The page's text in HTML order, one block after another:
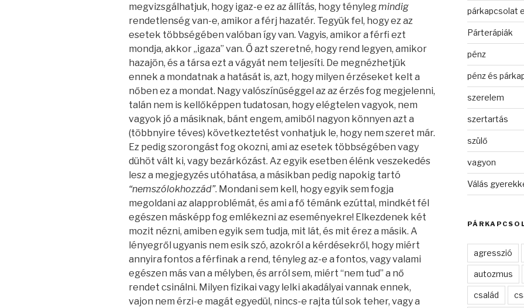
megvizsgálhatjuk, hogy igaz-e ez az állítás, hogy ténylegmindig
rendetlenség van-e, amikor a férj hazatér. Tegyük fel, hogy ez az
esetek többségében valóban így van. Vagyis, amikor a férfi ezt
mondja, akkor „igaza” van. Ő azt szeretné, hogy rend legyen, amikor
hazajön, és a társa ezt a vágyát nem teljesíti. De megnézhetjük
ennek a mondatnak a hatását is, azt, hogy milyen érzéseket kelt a
nőben ez a mondat. Nagy valószínűséggel az az érzés fog megjelenni,
talán nem is kellőképpen tudatosan, hogy elégtelen vagyok, nem
vagyok jó a másiknak, bánt engem, amiből nagyon könnyen azt a
(többnyire téves) következtetést vonhatjuk le, hogy nem szeret már.
Ez pedig szorongást fog okozni, ami az esetek többségében vagy
dühöt vált ki, vagy bezárkózást. Az egyik esetben élénk veszekedés
lesz a megjegyzés utóhatása, a másikban pedig napokig tartó
“nemszólokhozzád”. Mondani sem kell, hogy egyik sem fogja
megoldani az alapproblémát, és ami a fő témánk ezúttal, mindkét fél
egészen másképp fog emlékezni az eseményekre! Elkezdenek két
mozit nézni, amiben egyik sem tudja, mit lát, és mit érez a másik. A
lényegről ugyanis nem esik szó, azokról a kérdésekről, hogy miért
annyira fontos a férfinak a rend, tényleg az-e a fontos, vagy valami
egészen más van a mélyben, és arról sem, miért “nem tud” a nő
rendet csinálni. Milyen fizikai vagy lelki akadályai vannak ennek,
vajon nem érzi-e magát egyedül, nincs-e rajta túl sok teher, vagy a
párkapcsolat
Párterápiák
pénz
pénz és
szerelem
szertartás
szülő
vagyon
Válás
agresszió
autozmus
család